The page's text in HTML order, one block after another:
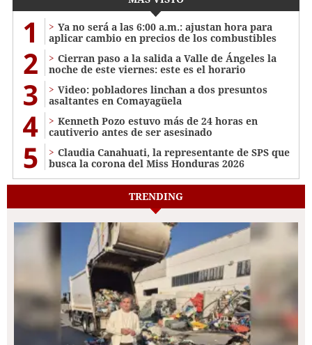
1
Ya no será a las 6:00 a.m.: ajustan hora para
aplicar cambio en precios de los combustibles
2
Cierran paso a la salida a Valle de Ángeles la
noche de este viernes: este es el horario
3
Video: pobladores linchan a dos presuntos
asaltantes en Comayagüela
4
Kenneth Pozo estuvo más de 24 horas en
cautiverio antes de ser asesinado
5
Claudia Canahuati, la representante de SPS que
busca la corona del Miss Honduras 2026
TRENDING